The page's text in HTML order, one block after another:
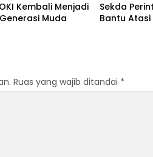
Kembali Menjadi
Muda
Sekda
Bantu
Ruas yang wajib ditandai *